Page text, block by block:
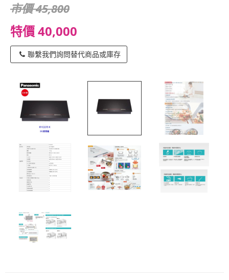
市價 45,800
特價 40,000
聯繫我們詢問替代商品或庫存